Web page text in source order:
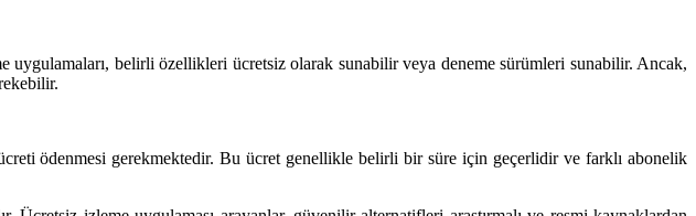
uygulamaları, belirli özellikleri ücretsiz olarak sunabilir veya deneme sürümleri sunabilir. Ancak,
ödenmesi gerekmektedir. Bu ücret genellikle belirli bir süre için geçerlidir ve farklı abonelik